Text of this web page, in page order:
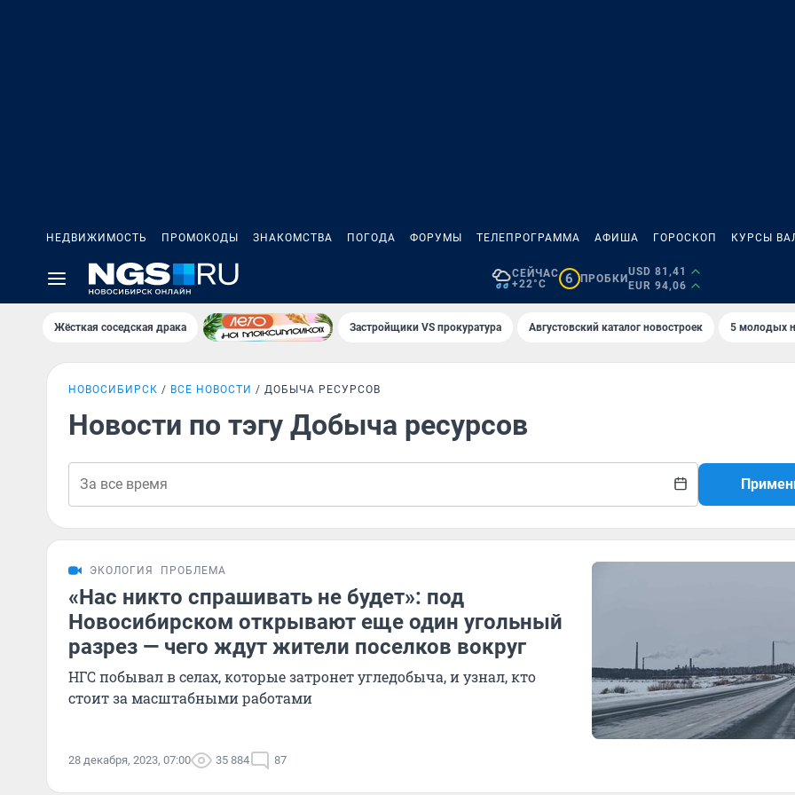
НЕДВИЖИМОСТЬ ПРОМОКОДЫ ЗНАКОМСТВА ПОГОДА ФОРУМЫ ТЕЛЕПРОГРАММА АФИША ГОРОСКОП КУРСЫ
СЕЙЧАС
+22°C
6 ПРОБКИ
USD 81,41
EUR 94,06
Жёсткая соседская драка Застройщики VS прокуратура Августовский каталог новостроек 5 молодых
НОВОСИБИРСК ВСЕ НОВОСТИ ДОБЫЧА РЕСУРСОВ
Новости по тэгу Добыча ресурсов
ЭКОЛОГИЯ ПРОБЛЕМА
«Нас никто спрашивать не будет»: под
Новосибирском открывают еще один угольный
разрез — чего ждут жители поселков вокруг
НГС побывал в селах, которые затронет угледобыча, и узнал, кто
стоит за масштабными работами
28 декабря, 2023, 07:00 35 884 87